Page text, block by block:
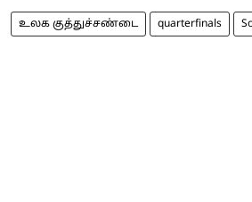
உலக குத்துச்சண்டை quarterfinals